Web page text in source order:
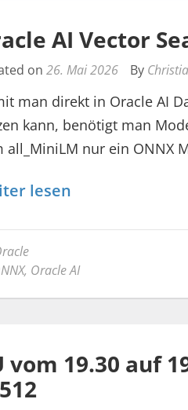
AI Vector
on 26. Mai 2026 By
man direkt in Oracle AI
kann, benötigt man
all_MiniLM nur ein ONNX
lesen
, Oracle AI
vom 19.30 auf